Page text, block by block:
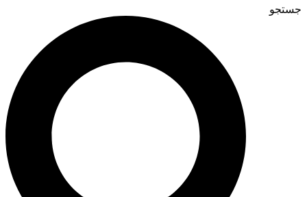
جستجو